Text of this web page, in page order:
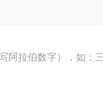
阿拉伯数字），如：